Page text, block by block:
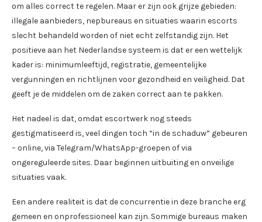
om alles correct te regelen. Maar er zijn ook grijze gebieden:
illegale aanbieders, nepbureaus en situaties waarin escorts
slecht behandeld worden of niet echt zelfstandig zijn. Het
positieve aan het Nederlandse systeem is dat er een wettelijk
kader is: minimumleeftijd, registratie, gemeentelijke
vergunningen en richtlijnen voor gezondheid en veiligheid. Dat
geeft je de middelen om de zaken correct aan te pakken.
Het nadeel is dat, omdat escortwerk nog steeds
gestigmatiseerd is, veel dingen toch “in de schaduw” gebeuren
– online, via Telegram/WhatsApp-groepen of via
ongereguleerde sites. Daar beginnen uitbuiting en onveilige
situaties vaak.
Een andere realiteit is dat de concurrentie in deze branche erg
gemeen en onprofessioneel kan zijn. Sommige bureaus maken